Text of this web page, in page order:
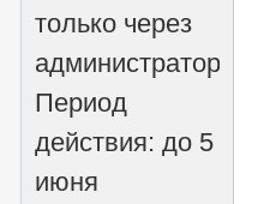
только через
администратора
Период
действия: до 5
июня